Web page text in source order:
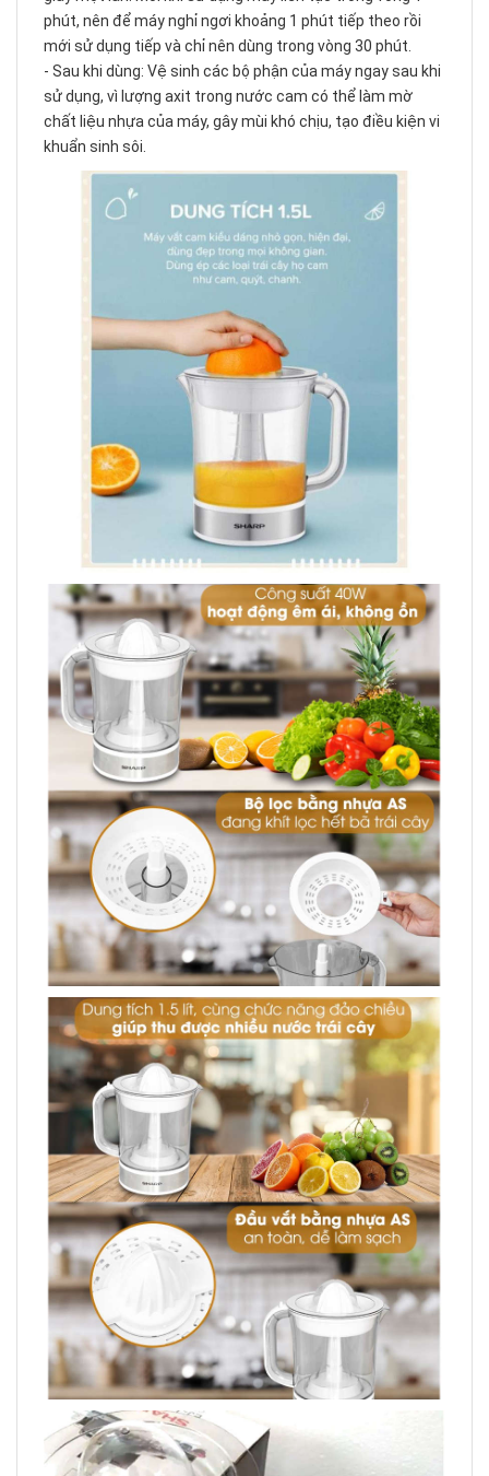
phút, nên để máy nghỉ ngơi khoảng 1 phút tiếp theo rồi
mới sử dụng tiếp và chỉ nên dùng trong vòng 30 phút.
- Sau khi dùng: Vệ sinh các bộ phận của máy ngay sau khi
sử dụng, vì lượng axit trong nước cam có thể làm mờ
chất liệu nhựa của máy, gây mùi khó chịu, tạo điều kiện vi
khuẩn sinh sôi.